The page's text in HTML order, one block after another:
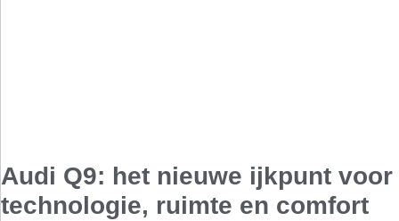
Audi Q9: het nieuwe ijkpunt voor
technologie, ruimte en comfort